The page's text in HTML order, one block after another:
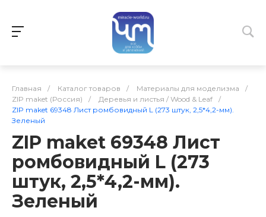
Главная / Каталог товаров / Материалы для моделизма
/
ZIP maket (Россия)
/ Деревья и листья / Wood & Leaf
/
ZIP maket 69348 Лист ромбовидный L (273 штук, 2,5*4,2-мм).
Зеленый
ZIP maket 69348 Лист
ромбовидный L (273
штук, 2,5*4,2-мм).
Зеленый